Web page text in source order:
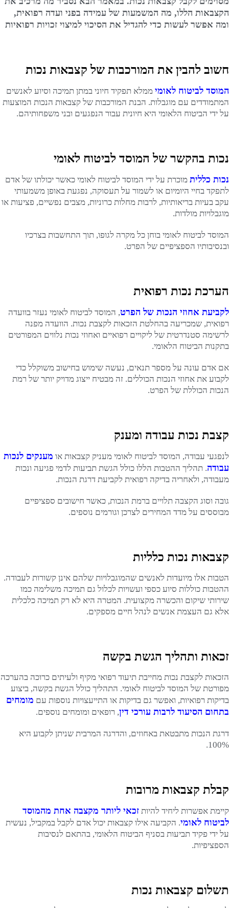
הקצבאות הללו, מה המשמעות של עמידה בפני ועדה רפואית,
ומה אפשר לעשות כדי להגדיל את הסיכוי למיצוי זכויות רפואיות
חשוב להבין את המורכבות של קצבאות נכות
המוסד לביטוח לאומי ממלא תפקיד חיוני במתן תמיכה וסיוע לאנשים
המתמודדים עם מוגבלות. הבנת המורכבות של קצבאות הנכות המוצעות
על ידי הביטוח הלאומי היא חיונית עבור הנפגעים ובני משפחותיהם.
נכות בהקשר של המוסד לביטוח לאומי
נכות כללית מוכרת על ידי המוסד לביטוח לאומי כאשר יכולתו של אדם
לתפקד בחיי היומיום או לשמור על תעסוקה, נפגעת באופן משמעותי
עקב בעיות בריאותיות, לרבות מחלות כרוניות, מצבים נפשיים, פציעות או
מוגבלויות מולדות.
המוסד לביטוח לאומי בוחן כל מקרה לגופו, תוך התחשבות בצרכיו
ובנסיבותיו הספציפיים של הפרט.
הערכת נכות רפואית
לקביעת אחוזי הנכות של הפרט, המוסד לביטוח לאומי נעזר בוועדה
רפואית, שמכריעה בהחלטת הזכאות לקצבת נכות. הוועדה מפנה
לרשימה סטנדרטית של ליקויים רפואיים ואחוזי נכות נלווים המפורטים
בתקנות הביטוח הלאומי.
אם אדם עונה על מספר תנאים, נעשה שימוש בחישוב משוקלל כדי
לקבוע את אחוזי הנכות הכוללים. זה מבטיח ייצוג מדויק יותר של רמת
הנכות הכוללת של הפרט.
קצבת נכות עבודה ומענק
לנפגעי עבודה, המוסד לביטוח לאומי מעניק קצבאות או מענקים לנכות
עבודה. תהליך ההטבות הללו כולל הגשת תביעות לדמי פגיעה ונכות
מעבודה, ולאחריה בדיקה רפואית לקביעת דרגת הנכות.
גובה וסוג הקצבה תלויים ברמת הנכות, כאשר חישובים ספציפיים
מבוססים על מדד המחירים לצרכן וגורמים נוספים.
קצבאות נכות כלליות
הטבות אלו מיועדות לאנשים שהמוגבלויות שלהם אינן קשורות לעבודה.
ההטבות כוללות סיוע כספי ועשויות לכלול גם תמיכה משלימה כמו
שירותי שיקום והכשרה מקצועית. המטרה היא לא רק תמיכה כלכלית
אלא גם העצמת אנשים לנהל חיים מספקים.
זכאות ותהליך הגשת בקשה
הזכאות לקצבת נכות מחייבת תיעוד רפואי מקיף ולעיתים כרוכה בהערכה
מפורטת של המוסד לביטוח לאומי. התהליך כולל הגשת בקשה, ביצוע
בדיקות רפואיות, ואפשר גם בדיקות או התייעצויות נוספות עם מומחים
בתחום הסיעוד לרבות עורכי דין, רופאים ומומחים נוספים.
דרגת הנכות מתבטאת באחוזים, והדרגה המרבית שניתן לקבוע היא
100%.
קבלת קצבאות מרובות
קיימת אפשרות ליחיד להיות זכאי ליותר מקצבה אחת מהמוסד
לביטוח לאומי. הקביעה אילו קצבאות יכול אדם לקבל במקביל, נעשית
על ידי פקיד תביעות בסניף הביטוח הלאומי, בהתאם לנסיבות
הספציפיות.
תשלום קצבאות נכות